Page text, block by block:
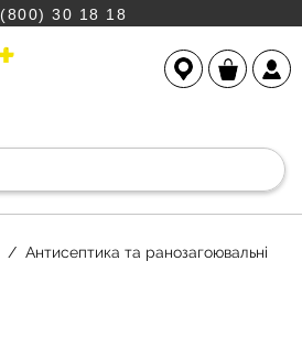
30 18 18
Антисептика та ранозагоювальні